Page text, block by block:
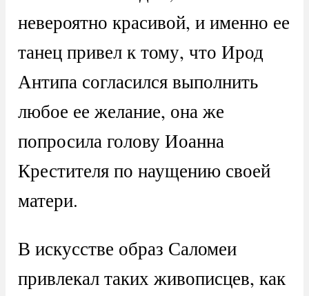
невероятно красивой, и именно ее
танец привел к тому, что Ирод
Антипа согласился выполнить
любое ее желание, она же
попросила голову Иоанна
Крестителя по наущению своей
матери.
В искусстве образ Саломеи
привлекал таких живописцев, как